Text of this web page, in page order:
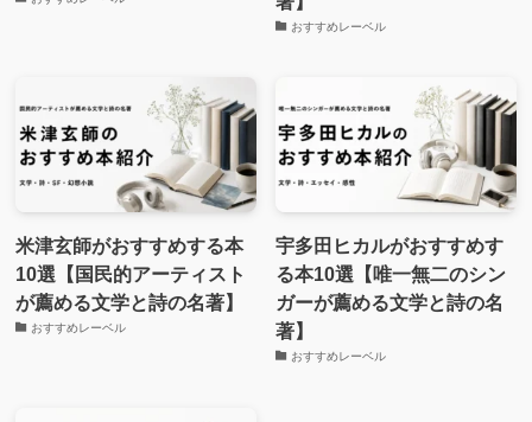
おすすめレーベル
米津玄師がおすすめする本
10選【国民的アーティスト
が薦める文学と詩の名著】
おすすめレーベル
宇多田ヒカルがおすすめす
る本10選【唯一無二のシン
ガーが薦める文学と詩の名
著】
おすすめレーベル